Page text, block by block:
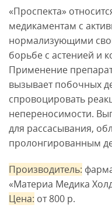
«Проспекта»
медикаментам с
нормализующими
борьбе с астенией и
Применение
вызывает побочных
спровоцировать
непереносимости.
для рассасывания,
пролонгированным
Производитель:
«Материа Медика
Цена: от 800 р.